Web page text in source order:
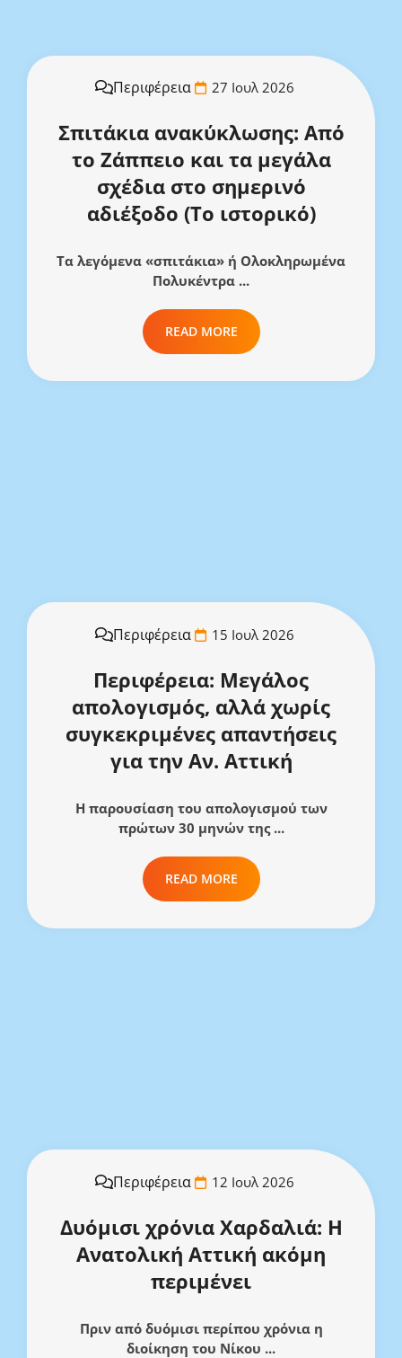
Περιφέρεια 27 Ιουλ 2026
Σπιτάκια ανακύκλωσης: Από
το Ζάππειο και τα μεγάλα
σχέδια στο σημερινό
αδιέξοδο (Το ιστορικό)
Τα λεγόμενα «σπιτάκια» ή Ολοκληρωμένα
Πολυκέντρα ...
READ MORE
Περιφέρεια 15 Ιουλ 2026
Περιφέρεια: Μεγάλος
απολογισμός, αλλά χωρίς
συγκεκριμένες απαντήσεις
για την Αν. Αττική
Η παρουσίαση του απολογισμού των
πρώτων 30 μηνών της ...
READ MORE
Περιφέρεια 12 Ιουλ 2026
Δυόμισι χρόνια Χαρδαλιά: Η
Ανατολική Αττική ακόμη
περιμένει
Πριν από δυόμισι περίπου χρόνια η
διοίκηση του Νίκου ...